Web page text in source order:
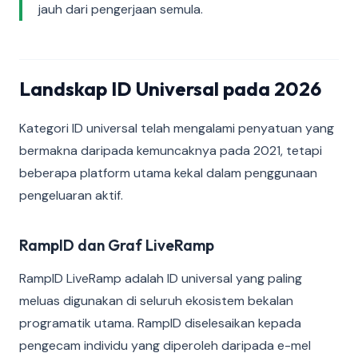
jauh dari pengerjaan semula.
Landskap ID Universal pada 2026
Kategori ID universal telah mengalami penyatuan yang
bermakna daripada kemuncaknya pada 2021, tetapi
beberapa platform utama kekal dalam penggunaan
pengeluaran aktif.
RampID dan Graf LiveRamp
RampID LiveRamp adalah ID universal yang paling
meluas digunakan di seluruh ekosistem bekalan
programatik utama. RampID diselesaikan kepada
pengecam individu yang diperoleh daripada e-mel